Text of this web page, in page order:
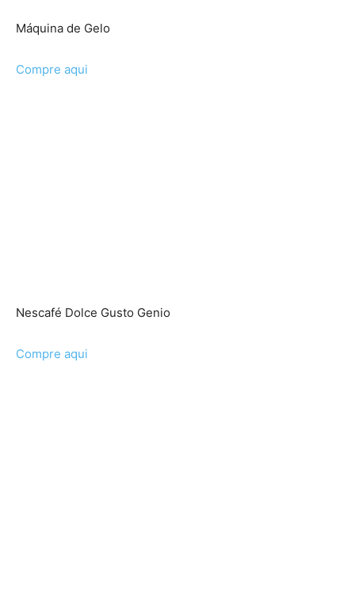
Máquina de Gelo
Compre aqui
Nescafé Dolce Gusto Genio
Compre aqui